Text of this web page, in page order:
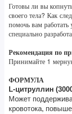
Готовы ли вы
своего тела? Как
помочь вам
специально
Рекомендация по
Принимайте 1
ФОРМУЛА
L-цитруллин
Может
кровотока,